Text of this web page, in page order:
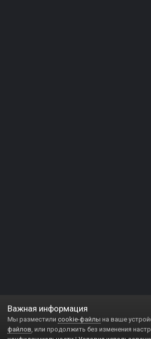
Важная информация
Мы разместили cookie-файлы на ваше
файлов, или продолжить без изменения